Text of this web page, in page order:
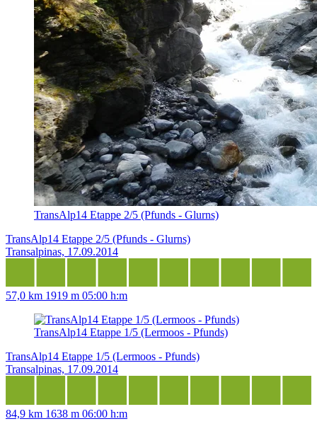
TransAlp14 Etappe 2/5 (Pfunds - Glurns)
TransAlp14 Etappe 2/5 (Pfunds - Glurns)
Transalpinas, 17.09.2014
57,0 km 1919 m 05:00 h:m
TransAlp14 Etappe 1/5 (Lermoos - Pfunds)
TransAlp14 Etappe 1/5 (Lermoos - Pfunds)
Transalpinas, 17.09.2014
84,9 km 1638 m 06:00 h:m